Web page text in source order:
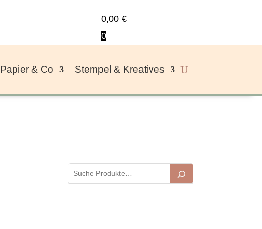
0,00€
0
Papier & Co Stempel & Kreatives